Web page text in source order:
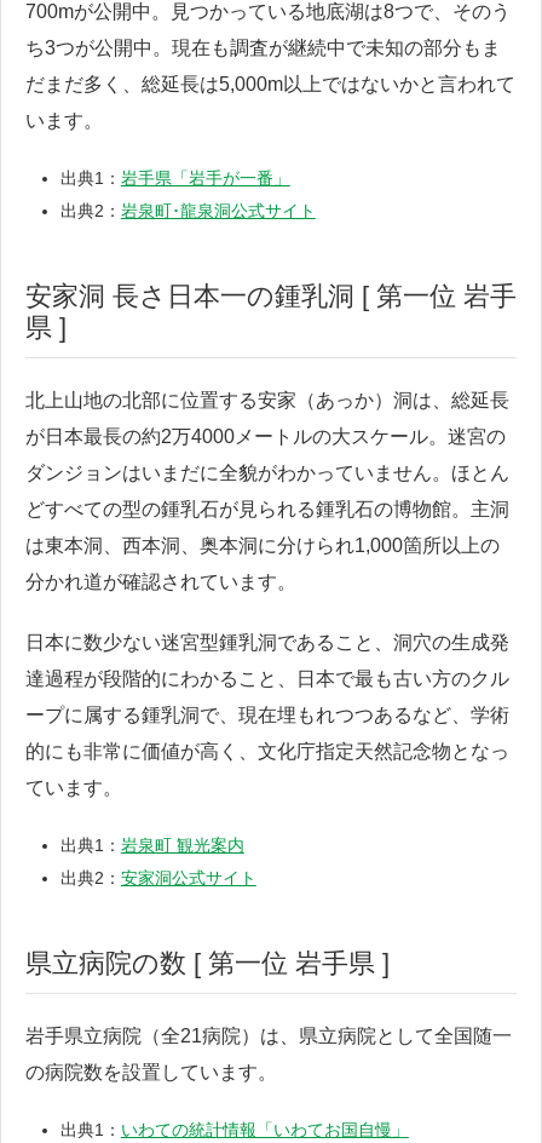
700mが公開中。見つかっている地底湖は8つで、そのう
ち3つが公開中。現在も調査が継続中で未知の部分もま
だまだ多く、総延長は5,000m以上ではないかと言われて
います。
出典1： 岩手県「岩手が一番」
出典2： 岩泉町･龍泉洞公式サイト
安家洞 長さ日本一の鍾乳洞 [ 第一位 岩手
県 ]
北上山地の北部に位置する安家（あっか）洞は、総延長
が日本最長の約2万4000メートルの大スケール。迷宮の
ダンジョンはいまだに全貌がわかっていません。ほとん
どすべての型の鍾乳石が見られる鍾乳石の博物館。主洞
は東本洞、西本洞、奥本洞に分けられ1,000箇所以上の
分かれ道が確認されています。
日本に数少ない迷宮型鍾乳洞であること、洞穴の生成発
達過程が段階的にわかること、日本で最も古い方のクル
ープに属する鍾乳洞で、現在埋もれつつあるなど、学術
的にも非常に価値が高く、文化庁指定天然記念物となっ
ています。
出典1： 岩泉町 観光案内
出典2： 安家洞公式サイト
県立病院の数 [ 第一位 岩手県 ]
岩手県立病院（全21病院）は、県立病院として全国随一
の病院数を設置しています。
出典1： いわての統計情報「いわてお国自慢」